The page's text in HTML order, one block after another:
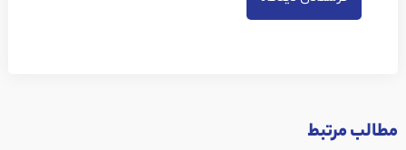
مطالب مرتبط